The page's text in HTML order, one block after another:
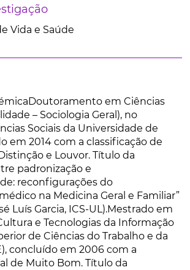
Vida e Saúde
em Ciências
– Sociologia Geral), no
Sociais da Universidade de
em 2014 com a classificação de
e Louvor. Título da
padronização e
reconfigurações do
na Medicina Geral e Familiar”
Luís Garcia, ICS-UL).Mestrado em
e Tecnologias da Informação
de Ciências do Trabalho e da
concluído em 2006 com a
de Muito Bom. Título da